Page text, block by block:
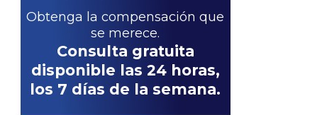
Obtenga la compensación que
se merece.
Consulta gratuita
disponible las 24 horas,
los 7 días de la semana.